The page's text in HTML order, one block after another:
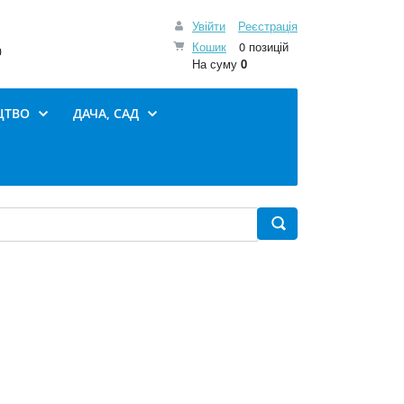
Увійти
Реєстрація
Кошик
0 позицій
На суму 0
ДАЧА, САД